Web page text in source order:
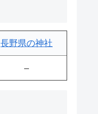
長野県の神社
–